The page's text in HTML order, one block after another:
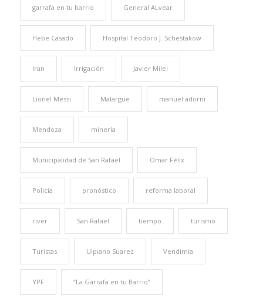
garrafa en tu barrio General ALvear
Hebe Casado Hospital Teodoro J. Schestakow
Iran Irrigación Javier Milei
Lionel Messi Malargüe manuel adorni
Mendoza minería
Municipalidad de San Rafael Omar Félix
Policía pronóstico reforma laboral
river San Rafael tiempo turismo
Turistas Ulpiano Suarez Vendimia
YPF “La Garrafa en tu Barrio”